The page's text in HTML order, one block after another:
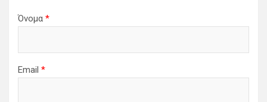
Όνομα *
Email *